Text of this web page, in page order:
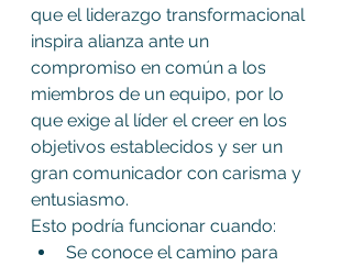
que el liderazgo transformacional
inspira alianza ante un
compromiso en común a los
miembros de un equipo, por lo
que exige al líder el creer en los
objetivos establecidos y ser un
gran comunicador con carisma y
entusiasmo.
Esto podría funcionar cuando:
Se conoce el camino para